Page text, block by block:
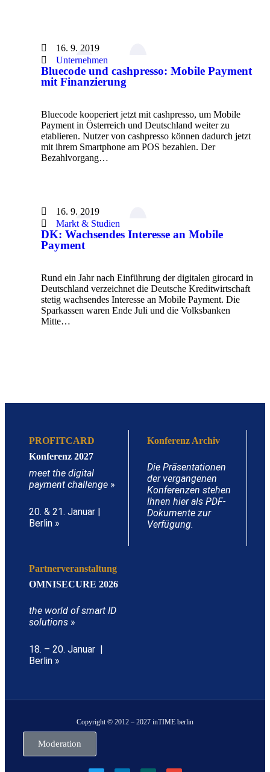
16. 9. 2019
Unternehmen
Bluecode und cashpresso: Mobile Payment
mit Finanzierung
Bluecode kooperiert jetzt mit cashpresso, um Mobile
Payment in Österreich und Deutschland weiter zu
etablieren. Nutzer von cashpresso können dadurch jetzt
mit ihrem Smartphone am POS bezahlen. Der
Bezahlvorgang…
16. 9. 2019
Markt & Studien
DK: Wachsendes Interesse an Mobile
Payment
Rund ein Jahr nach Einführung der digitalen girocard in
Deutschland verzeichnet die Deutsche Kreditwirtschaft
stetig wachsendes Interesse an Mobile Payment. Die
Sparkassen waren Ende Juli und die Volksbanken
Mitte…
PROFITCARD
Konferenz 2027
meet the digital
payment challenge »
20. & 21. Januar |
Berlin »
Konferenz Archiv
Die Präsentationen
der vergangenen
Konferenzen stehen
Ihnen hier als PDF-
Dokumente zur
Verfügung.
Partnerveranstaltung
OMNISECURE 2026
the world of smart ID
solutions »
18. – 20. Januar |
Berlin »
Copyright © 2012 – 2027 inTIME berlin
Moderation